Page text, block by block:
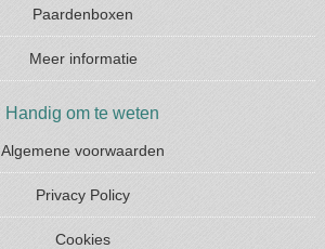
Paardenboxen
Meer informatie
Handig om te weten
Algemene voorwaarden
Privacy Policy
Cookies